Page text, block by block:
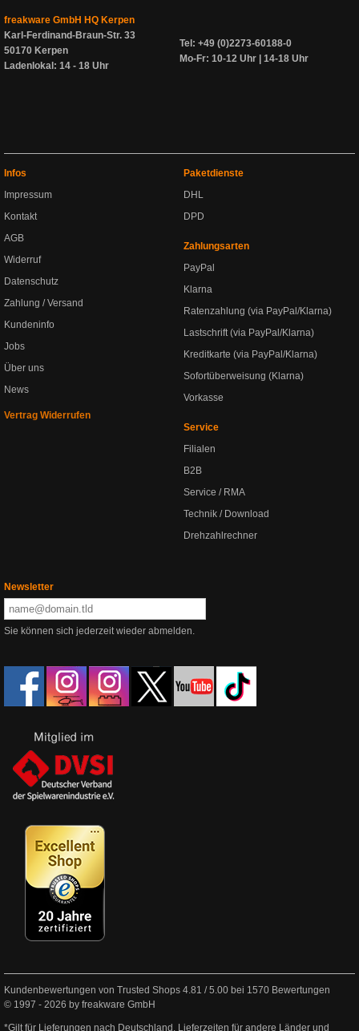
freakware GmbH HQ Kerpen
Karl-Ferdinand-Braun-Str. 33
50170 Kerpen
Ladenlokal: 14 - 18 Uhr
Tel: +49 (0)2273-60188-0
Mo-Fr: 10-12 Uhr | 14-18 Uhr
Infos
Impressum
Kontakt
AGB
Widerruf
Datenschutz
Zahlung / Versand
Kundeninfo
Jobs
Über uns
News
Vertrag Widerrufen
Paketdienste
DHL
DPD
Zahlungsarten
PayPal
Klarna
Ratenzahlung (via PayPal/Klarna)
Lastschrift (via PayPal/Klarna)
Kreditkarte (via PayPal/Klarna)
Sofortüberweisung (Klarna)
Vorkasse
Service
Filialen
B2B
Service / RMA
Technik / Download
Drehzahlrechner
Newsletter
Sie können sich jederzeit wieder abmelden.
Kundenbewertungen von Trusted Shops 4.81 /5.00 bei 1570 Bewertungen
© 1997 - 2026 by freakware GmbH
*Gilt für Lieferungen nach Deutschland. Lieferzeiten für andere Länder und